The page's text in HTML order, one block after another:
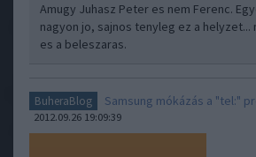
Amugy Juhasz Peter es nem Ferenc.
nagyon jo, sajnos tenyleg ez a helyzet...
es a beleszaras.
BuheraBlog Samsung mókázás a "tel:"
2012.09.26 19:09:39